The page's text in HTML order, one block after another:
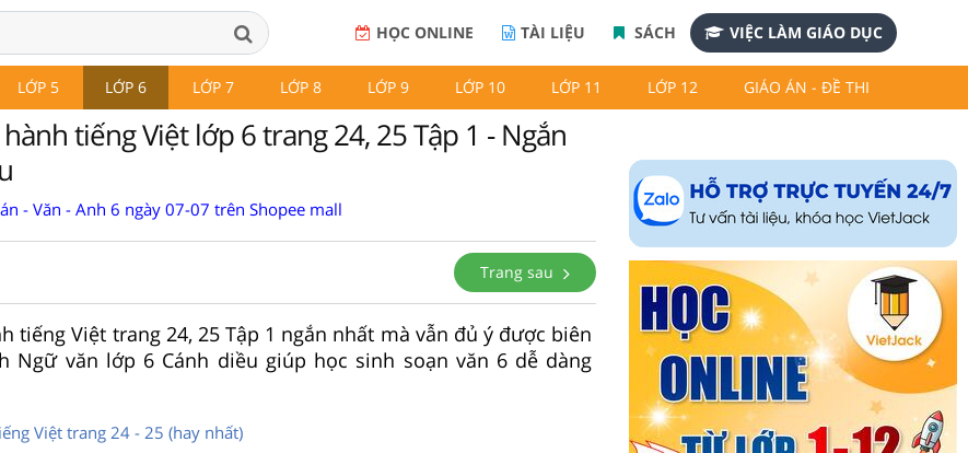
HỌC ONLINE TÀI LIỆU SÁCH VIỆC LÀM GIÁO DỤC
LỚP 5 LỚP 6 LỚP 7 LỚP 8 LỚP 9 LỚP 10 LỚP 11 LỚP 12 GIÁO ÁN - ĐỀ THI
tiếng Việt lớp 6 trang 24, 25 Tập 1 - Ngắn
- Văn - Anh 6 ngày 07-07 trên Shopee mall
Trang sau
tiếng Việt trang 24, 25 Tập 1 ngắn nhất mà vẫn đủ ý được biên
Ngữ văn lớp 6 Cánh diều giúp học sinh soạn văn 6 dễ dàng
Việt trang 24 - 25 (hay nhất)